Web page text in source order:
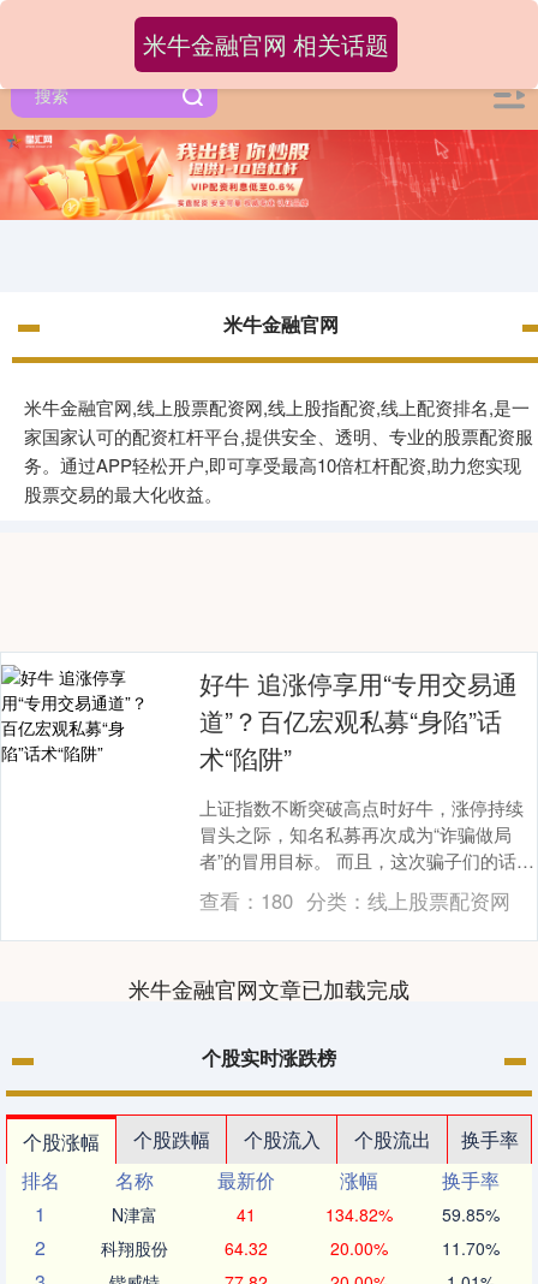
米牛金融官网
米牛金融官网,线上股票配资网,线上股指配资,线上配资排名,是一
家国家认可的配资杠杆平台,提供安全、透明、专业的股票配资服
务。通过APP轻松开户,即可享受最高10倍杠杆配资,助力您实现
股票交易的最大化收益。
米牛金融官网 相关话题
好牛 追涨停享用“专用交易通
道”？百亿宏观私募“身陷”话
术“陷阱”
上证指数不断突破高点时好牛，涨停持续
冒头之际，知名私募再次成为“诈骗做局
者”的冒用目标。 而且，这次骗子们的话术
也悄然翻新：以知名百亿私募机构名义，
为投资者提供....
查看： 180 分类： 线上股票配资网
米牛金融官网文章已加载完成
个股实时涨跌榜
个股涨幅 个股跌幅 个股流入 个股流出
换手率
排名
名称 最新价 涨幅
换手率
1
N津富 41 134.82% 59.85%
2 科翔股份 64.32 20.00% 11.70%